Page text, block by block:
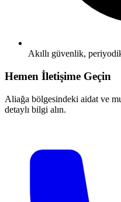
Akıllı güvenlik,
Hemen İletişime Geçin
Aliağa bölgesindeki aidat ve
detaylı bilgi alın.